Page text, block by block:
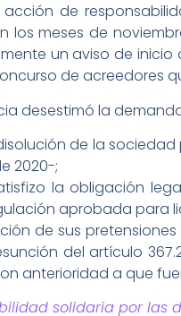
acción de
los meses de
un aviso de
de acreedores
desestimó la
de la
2020-;
la obligación
aprobada para
de sus
del artículo
anterioridad a que
solidaria por las